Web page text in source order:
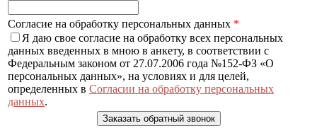
Согласие на обработку персональных данных *
Я даю свое согласие на обработку всех персональных
данных введенных в мною в анкету, в соответствии с
Федеральным законом от 27.07.2006 года №152-ФЗ «О
персональных данных», на условиях и для целей,
определенных в Согласии на обработку персональных
данных.